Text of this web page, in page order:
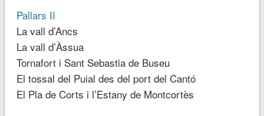
Pallars II
La vall d’Ancs
La vall d’Àssua
Tornafort i Sant Sebastia de Buseu
El tossal del Puial des del port del Cantó
El Pla de Corts i l’Estany de Montcortès